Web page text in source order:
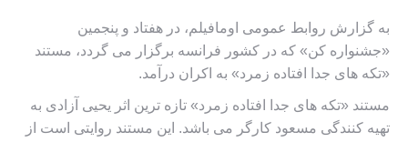
به گزارش روابط عمومی اومافیلم، در هفتاد و پنجمین
«جشنواره کن» که در کشور فرانسه برگزار می گردد، مستند
«تکه های جدا افتاده زمرد» به اکران درآمد.
مستند «تکه های جدا افتاده زمرد» تازه ترین اثر یحیی آزادی به
تهیه کنندگی مسعود کارگر می باشد. این مستند روایتی است از